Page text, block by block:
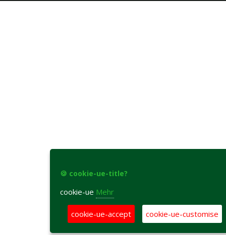
🍪 cookie-ue-title?
cookie-ue Mehr
cookie-ue-accept cookie-ue-customise